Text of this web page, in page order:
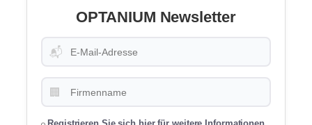
OPTANIUM Newsletter
📬
🏢